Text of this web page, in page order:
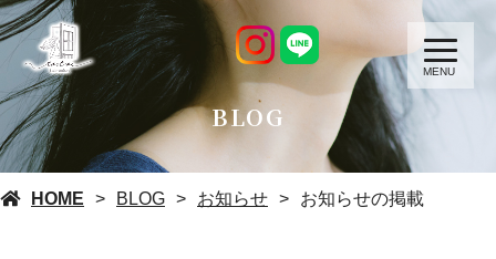
MENU
BLOG
HOME BLOG お知らせ お知らせの掲載